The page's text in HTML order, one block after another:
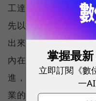
工達成目標。
先以物質、管理等外
出來的創新成果會再
內在需求，這就能激
進，形成一個良性循
業的同時，外商軟體
掌握最
立即訂閱《數
一